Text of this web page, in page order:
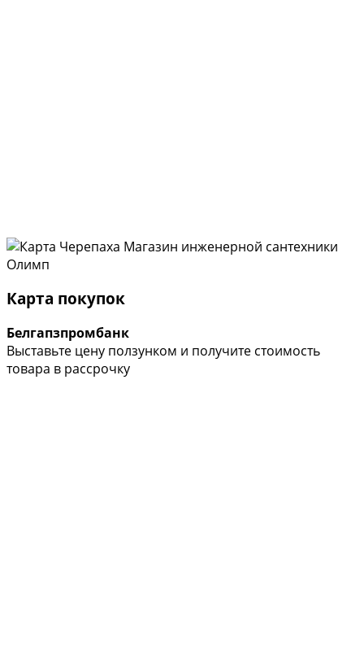
Карта покупок
Белгапзпромбанк
Выставьте цену ползунком и получите стоимость
товара в рассрочку